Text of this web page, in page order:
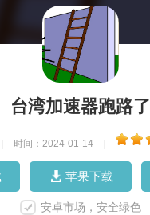
台湾加速器跑路了
时间：2024-01-14
苹果下载
安卓市场，安全绿色